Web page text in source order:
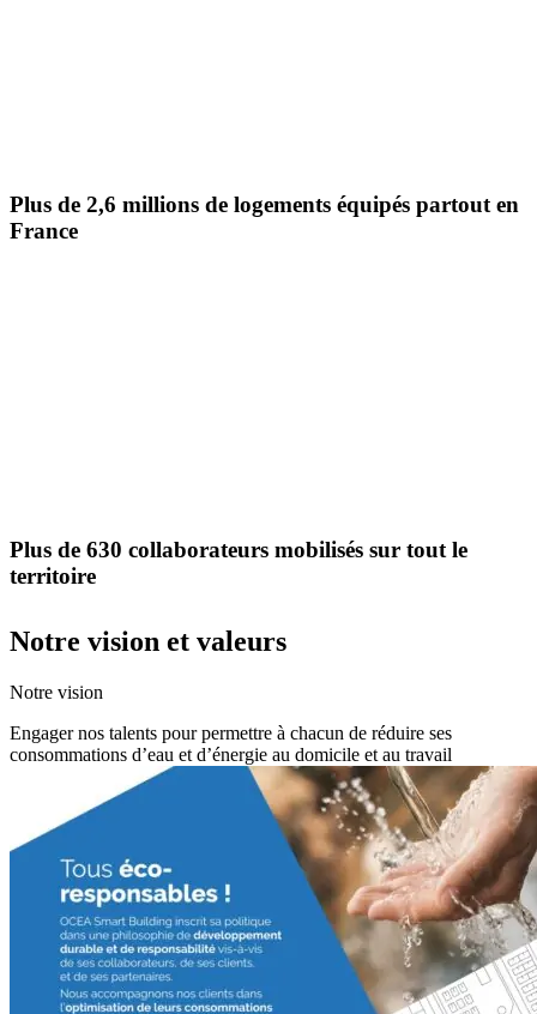
Plus de 2,6 millions de logements équipés partout en
France
Plus de 630 collaborateurs mobilisés sur tout le
territoire
Notre vision et valeurs
Notre vision
Engager nos talents pour permettre à chacun de réduire ses
consommations d’eau et d’énergie au domicile et au travail